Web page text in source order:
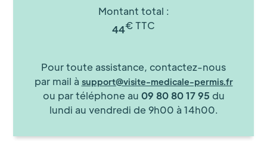
Montant total :
44€ TTC
Pour toute assistance, contactez-nous
par mail à support@visite-medicale-permis.fr
ou par téléphone au 09 80 80 17 95 du
lundi au vendredi de 9h00 à 14h00.